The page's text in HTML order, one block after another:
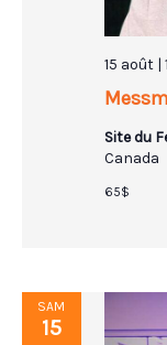
15 août |
Site du
Canada
65$
SAM
15